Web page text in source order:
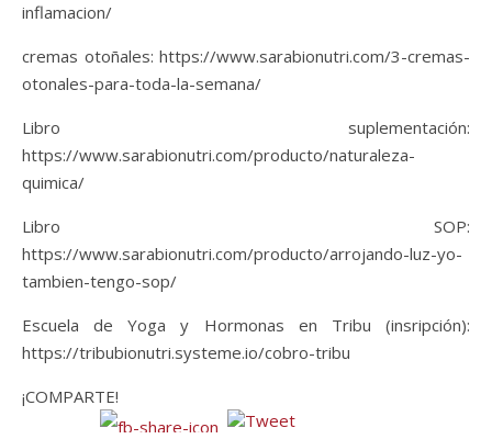
inflamacion/
cremas otoñales: https://www.sarabionutri.com/3-cremas-
otonales-para-toda-la-semana/
Libro suplementación:
https://www.sarabionutri.com/producto/naturaleza-
quimica/
Libro SOP:
https://www.sarabionutri.com/producto/arrojando-luz-yo-
tambien-tengo-sop/
Escuela de Yoga y Hormonas en Tribu (insripción):
https://tribubionutri.systeme.io/cobro-tribu
¡COMPARTE!